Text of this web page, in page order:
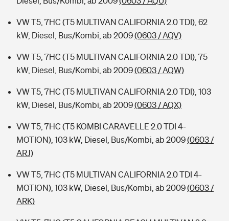
VW T5, 7HC (T5 MULTIVAN CALIFORNIA 2.0 TDI), 62
kW, Diesel, Bus/Kombi, ab 2009(0603 / AQV)
VW T5, 7HC (T5 MULTIVAN CALIFORNIA 2.0 TDI), 75
kW, Diesel, Bus/Kombi, ab 2009(0603 / AQW)
VW T5, 7HC (T5 MULTIVAN CALIFORNIA 2.0 TDI), 103
kW, Diesel, Bus/Kombi, ab 2009(0603 / AQX)
VW T5, 7HC (T5 KOMBI CARAVELLE 2.0 TDI 4-
MOTION), 103 kW, Diesel, Bus/Kombi, ab 2009(0603 /
ARJ)
VW T5, 7HC (T5 MULTIVAN CALIFORNIA 2.0 TDI 4-
MOTION), 103 kW, Diesel, Bus/Kombi, ab 2009(0603 /
ARK)